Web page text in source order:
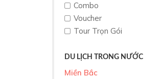
Combo
Voucher
Tour Trọn Gói
DU LỊCH TRONG NƯỚC
Miền Bắc